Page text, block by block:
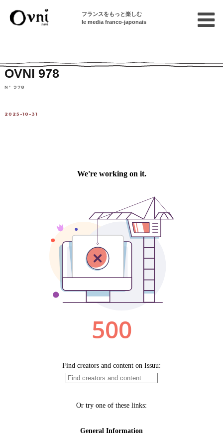
フランスをもっと楽しむ
le media franco-japonais
OVNI 978
N° 978
2025-10-31